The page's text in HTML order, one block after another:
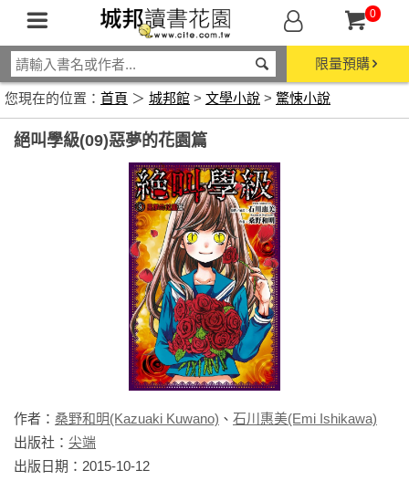
0
限量預購
您現在的位置： 首頁 ＞ 城邦館 > 文學小說 > 驚悚小說
絕叫學級(09)惡夢的花園篇
作者： 桑野和明(Kazuaki Kuwano) 、 石川惠美(Emi Ishikawa)
出版社： 尖端
出版日期：2015-10-12